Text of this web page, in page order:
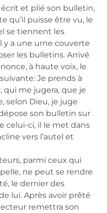
et plié son bulletin,
qu’il puisse être vu, le
se tiennent les
y a une urne couverte
les bulletins. Arrivé
à haute voix, le
Je prends à
qui me jugera, que je
selon Dieu, je juge
son bulletin sur
celui-ci, il le met dans
vers l’autel et
parmi ceux qui
ne peut se rendre
le dernier des
lui. Après avoir prêté
remettra son